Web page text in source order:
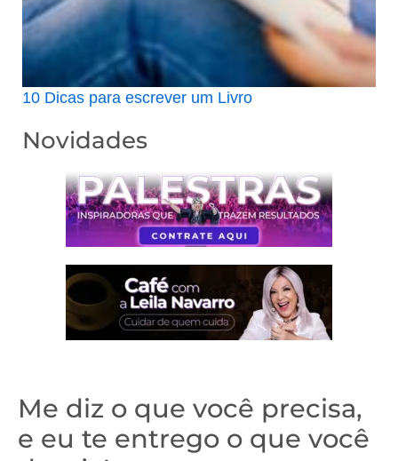
10 Dicas para escrever um Livro
Novidades
Me diz o que você precisa,
e eu te entrego o que você